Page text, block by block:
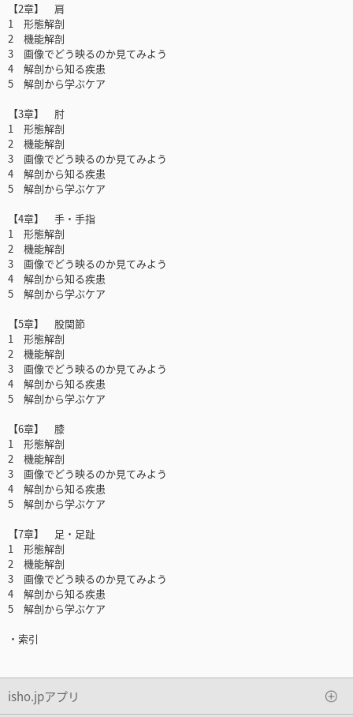
【2章】 肩
1 形態解剖
2 機能解剖
3 画像でどう映るのか見てみよう
4 解剖から知る疾患
5 解剖から学ぶケア
【3章】 肘
1 形態解剖
2 機能解剖
3 画像でどう映るのか見てみよう
4 解剖から知る疾患
5 解剖から学ぶケア
【4章】 手・手指
1 形態解剖
2 機能解剖
3 画像でどう映るのか見てみよう
4 解剖から知る疾患
5 解剖から学ぶケア
【5章】 股関節
1 形態解剖
2 機能解剖
3 画像でどう映るのか見てみよう
4 解剖から知る疾患
5 解剖から学ぶケア
【6章】 膝
1 形態解剖
2 機能解剖
3 画像でどう映るのか見てみよう
4 解剖から知る疾患
5 解剖から学ぶケア
【7章】 足・足趾
1 形態解剖
2 機能解剖
3 画像でどう映るのか見てみよう
4 解剖から知る疾患
5 解剖から学ぶケア
・索引
isho.jpアプリ